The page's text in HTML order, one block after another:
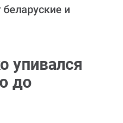
и
упивался
до